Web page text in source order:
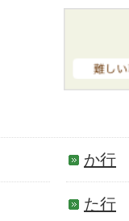
か行
た行